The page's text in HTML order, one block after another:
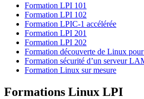
Formation LPI 101
Formation LPI 102
Formation LPIC-1 accélérée
Formation LPI 201
Formation LPI 202
Formation découverte de Linux
Formation sécurité d’un serveur
Formation Linux sur mesure
Formations Linux LPI